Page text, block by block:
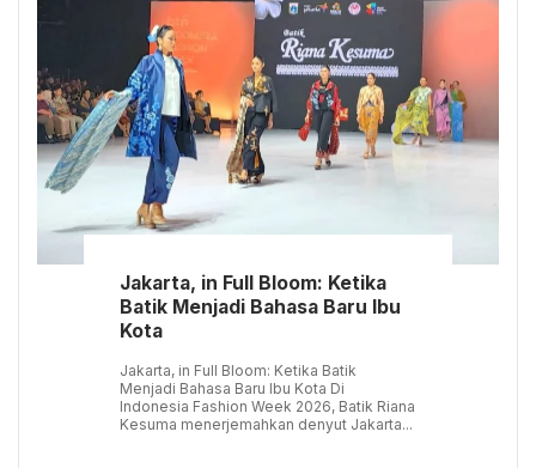
Jakarta, in Full Bloom: Ketika
Batik Menjadi Bahasa Baru Ibu
Kota
Jakarta, in Full Bloom: Ketika Batik
Menjadi Bahasa Baru Ibu Kota Di
Indonesia Fashion Week 2026, Batik Riana
Kesuma menerjemahkan denyut Jakarta...